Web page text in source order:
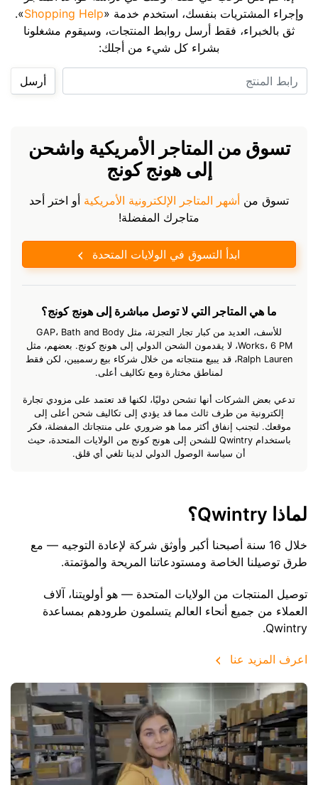
وإجراء المشتريات بنفسك، استخدم خدمة «Shopping Help
».
ثق بالخبراء، فقط أرسل روابط المنتجات، وسيقوم مشغلونا
بشراء كل شيء من أجلك:
أرسل
تسوق من المتاجر الأمريكية واشحن
إلى هونج كونج
تسوق من أشهر المتاجر الإلكترونية الأمريكية أو اختر أحد
متاجرك المفضلة!
ابدأ التسوق في الولايات المتحدة
ما هي المتاجر التي لا توصل مباشرة إلى هونج كونج؟
للأسف، العديد من كبار تجار التجزئة، مثل GAP، Bath and Body
Works، 6 PM، لا يقدمون الشحن الدولي إلى هونج كونج. بعضهم، مثل
Ralph Lauren، قد يبيع منتجاته من خلال شركاء بيع رسميين، لكن فقط
لمناطق مختارة ومع تكاليف أعلى.
تدعي بعض الشركات أنها تشحن دوليًا، لكنها قد تعتمد على مزودي تجارة
إلكترونية من طرف ثالث مما قد يؤدي إلى تكاليف شحن أعلى إلى
موقعك. لتجنب إنفاق أكثر مما هو ضروري على منتجاتك المفضلة، فكر
باستخدام Qwintry للشحن إلى هونج كونج من الولايات المتحدة، حيث
أن سياسة الوصول الدولي لدينا تلغي أي قلق.
لماذا Qwintry؟
خلال 16 سنة أصبحنا أكبر وأوثق شركة لإعادة التوجيه — مع
طرق توصيلنا الخاصة ومستودعاتنا المريحة والمؤتمتة.
توصيل المنتجات من الولايات المتحدة — هو أولويتنا، آلاف
العملاء من جميع أنحاء العالم يتسلمون طرودهم بمساعدة
Qwintry.
اعرف المزيد عنا